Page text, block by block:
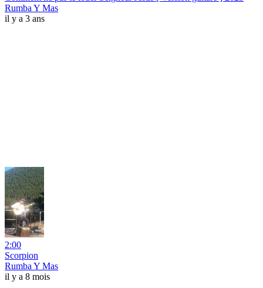
Rumba Y Mas
il y a 3 ans
2:00
Scorpion
Rumba Y Mas
il y a 8 mois